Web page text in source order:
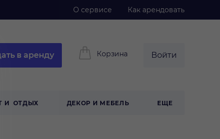
О сервисе Как арендовать
в аренду Корзина Войти
И ОТДЫХ ДЕКОР И МЕБЕЛЬ ЕЩЕ